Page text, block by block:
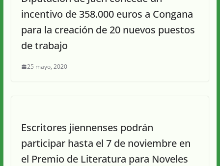
incentivo de 358.000 euros a Congana
para la creación de 20 nuevos puestos
de trabajo
25 mayo, 2020
Escritores jiennenses podrán
participar hasta el 7 de noviembre en
el Premio de Literatura para Noveles